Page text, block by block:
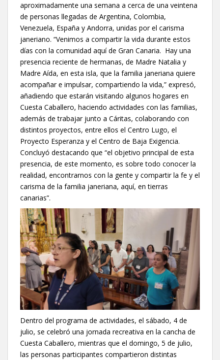
aproximadamente una semana a cerca de una veintena
de personas llegadas de Argentina, Colombia,
Venezuela, España y Andorra, unidas por el carisma
janeriano. “Venimos a compartir la vida durante estos
días con la comunidad aquí de Gran Canaria. Hay una
presencia reciente de hermanas, de Madre Natalia y
Madre Aída, en esta isla, que la familia janeriana quiere
acompañar e impulsar, compartiendo la vida,” expresó,
añadiendo que estarán visitando algunos hogares en
Cuesta Caballero, haciendo actividades con las familias,
además de trabajar junto a Cáritas, colaborando con
distintos proyectos, entre ellos el Centro Lugo, el
Proyecto Esperanza y el Centro de Baja Exigencia.
Concluyó destacando que “el objetivo principal de esta
presencia, de este momento, es sobre todo conocer la
realidad, encontrarnos con la gente y compartir la fe y el
carisma de la familia janeriana, aquí, en tierras
canarias”.
Dentro del programa de actividades, el sábado, 4 de
julio, se celebró una jornada recreativa en la cancha de
Cuesta Caballero, mientras que el domingo, 5 de julio,
las personas participantes compartieron distintas